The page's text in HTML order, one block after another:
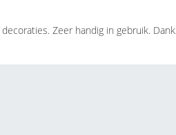
Zeer handig in gebruik.